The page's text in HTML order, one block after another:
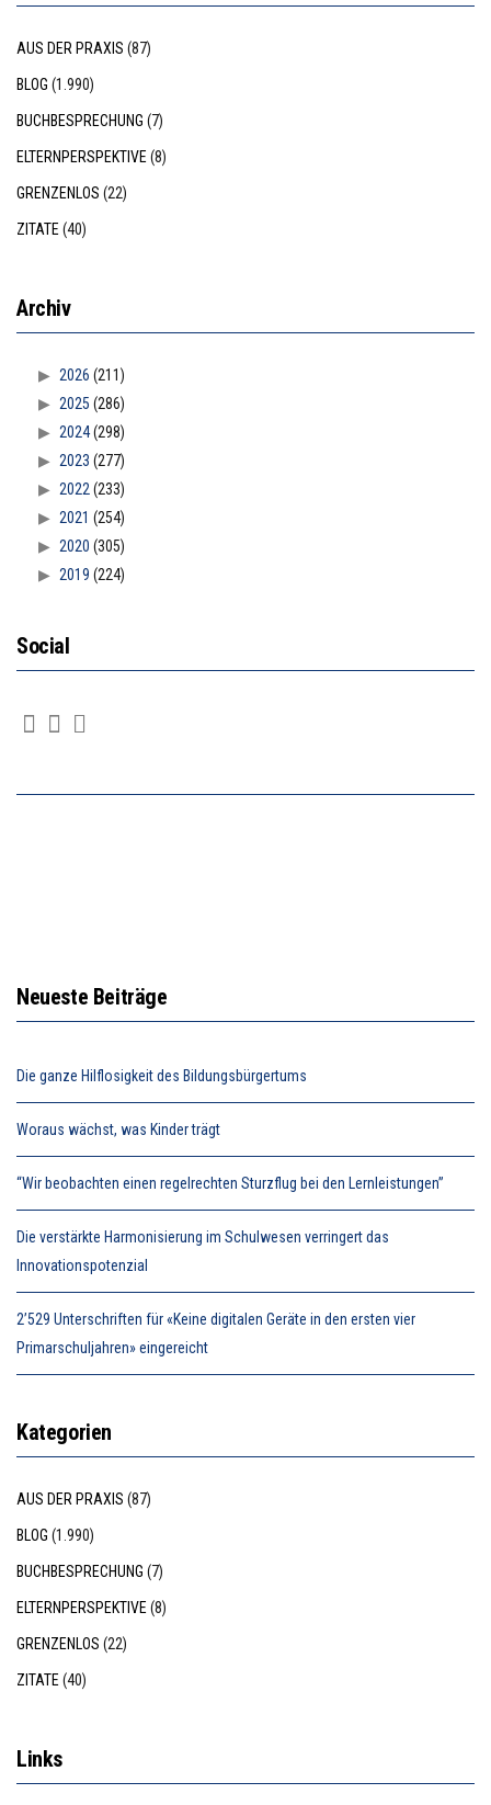
AUS DER PRAXIS (87)
BLOG (1.990)
BUCHBESPRECHUNG (7)
ELTERNPERSPEKTIVE(8)
GRENZENLOS (22)
ZITATE(40)
Archiv
2026 (211)
2025 (286)
2024(298)
2023 (277)
2022(233)
2021 (254)
2020 (305)
2019 (224)
Social
Neueste Beiträge
Die ganze Hilflosigkeit des Bildungsbürgertums
Woraus wächst, was Kinder trägt
“Wir beobachten einen regelrechten Sturzflug bei den Lernleistungen”
Die verstärkte Harmonisierung im Schulwesen verringert das
Innovationspotenzial
2’529 Unterschriften für «Keine digitalen Geräte in den ersten vier
Primarschuljahren» eingereicht
Kategorien
AUS DER PRAXIS (87)
BLOG (1.990)
BUCHBESPRECHUNG (7)
ELTERNPERSPEKTIVE(8)
GRENZENLOS (22)
ZITATE(40)
Links